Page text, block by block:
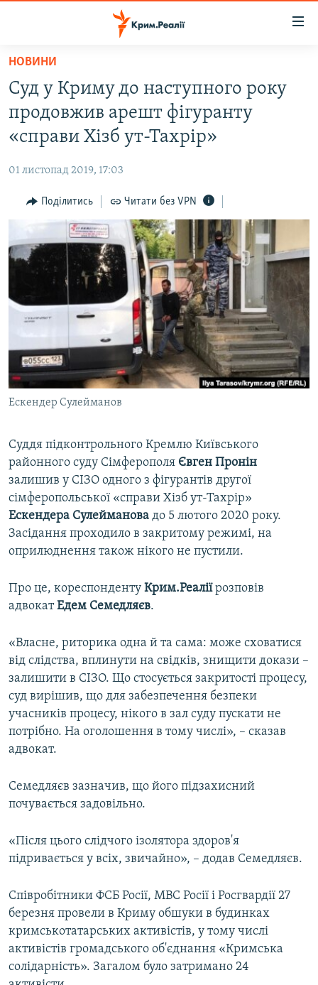
Перейти
основного
матеріалу
Перейти
до
основної
Перейти
до
пошуку
ВОДА.КРИМ
ВІДЕО ТА ФОТО
БЛОГИ
ПОГЛЯД
ІНТЕРВ'Ю
ВСЕ ЗА ДЕНЬ
СПЕЦПРОЕКТИ
ДЕПОРТАЦІЯ
ВІДЕОУРОКИ «ELIFBE»
СВІДЧЕННЯ ОКУПАЦІЇ
УКРАЇНСЬКА ПРОБЛЕМА КРИМУ
ІНФОГРАФІКА
ЯК ОБІЙТИ БЛОКУВАННЯ
Qırımtatar
ДОЛУЧАЙСЯ!
Усі сайти RFE/RL
НОВИНИ
Суд у Криму до наступного року
продовжив арешт фігуранту
«справи Хізб ут-Тахрір»
01 листопад 2019, 17:03
Поділитись Читати без VPN
Ескендер Сулейманов
Суддя підконтрольного Кремлю Київського
районного суду Сімферополя Євген Пронін
залишив у СІЗО одного з фігурантів другої
сімферопольської «справи Хізб ут-Тахрір»
Ескендера Сулейманова до 5 лютого 2020 року.
Засідання проходило в закритому режимі, на
оприлюднення також нікого не пустили.
Про це, кореспонденту Крим.Реаліїрозповів
адвокатЕдем Семедляєв.
«Власне, риторика одна й та сама: може сховатися
від слідства, вплинути на свідків, знищити докази –
залишити в СІЗО. Що стосується закритості процесу,
суд вирішив, що для забезпечення безпеки
учасників процесу, нікого в зал суду пускати не
потрібно. На оголошення в тому числі», – сказав
адвокат.
Семедляєв зазначив, що його підзахисний
почувається задовільно.
«Після цього слідчого ізолятора здоров'я
підривається у всіх, звичайно», – додав Семедляєв.
Співробітники ФСБ Росії, МВС Росії і Росгвардії 27
березня провели в Криму обшуки в будинках
кримськотатарських активістів, у тому числі
активістів громадського об'єднання «Кримська
солідарність». Загалом було затримано 24